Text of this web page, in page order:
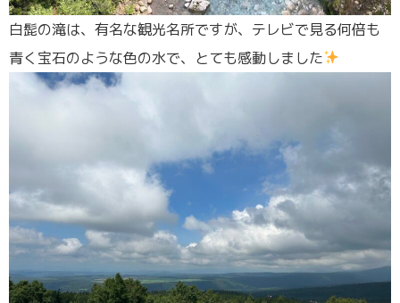
白髭の滝は、有名な観光名所ですが、テレビで見る何倍も
青く宝石のような色の水で、とても感動しました